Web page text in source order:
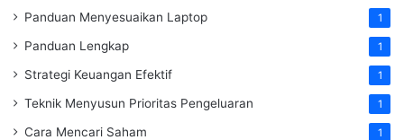
Panduan Menyesuaikan Laptop 1
Panduan Lengkap 1
Strategi Keuangan Efektif 1
Teknik Menyusun Prioritas Pengeluaran 1
Cara Mencari Saham 1